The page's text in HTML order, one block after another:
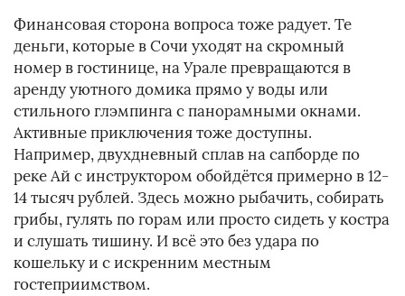
Финансовая сторона вопроса тоже радует. Те
деньги, которые в Сочи уходят на скромный
номер в гостинице, на Урале превращаются в
аренду уютного домика прямо у воды или
стильного глэмпинга с панорамными окнами.
Активные приключения тоже доступны.
Например, двухдневный сплав на сапборде по
реке Ай с инструктором обойдётся примерно в 12-
14 тысяч рублей. Здесь можно рыбачить, собирать
грибы, гулять по горам или просто сидеть у костра
и слушать тишину. И всё это без удара по
кошельку и с искренним местным
гостеприимством.